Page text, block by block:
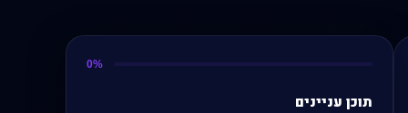
0%
תוכן עניינים